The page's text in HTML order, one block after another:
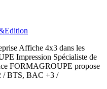
Affiche 4x3 dans les
Impression Spécialiste de
FORMAGROUPE propose
/ BTS, BAC +3 /